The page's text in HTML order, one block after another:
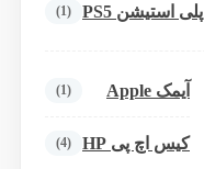
پلی استیشن PS5 (1)
آیمک Apple (1)
کیس اچ پی HP (4)